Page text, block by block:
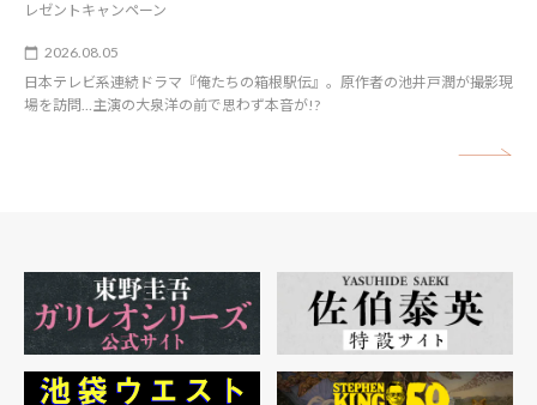
レゼントキャンペーン
2026.08.05
日本テレビ系連続ドラマ『俺たちの箱根駅伝』。原作者の池井戸潤が撮影現
場を訪問…主演の大泉洋の前で思わず本音が!?